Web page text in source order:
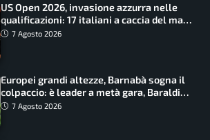
US Open 2026, invasione azzurra nelle
qualificazioni: 17 italiani a caccia del main
draw7 Agosto 2026
Europei grandi altezze, Barnabà sogna il
colpaccio: è leader a metà gara, Baraldi
ancora in corsa
7 Agosto 2026